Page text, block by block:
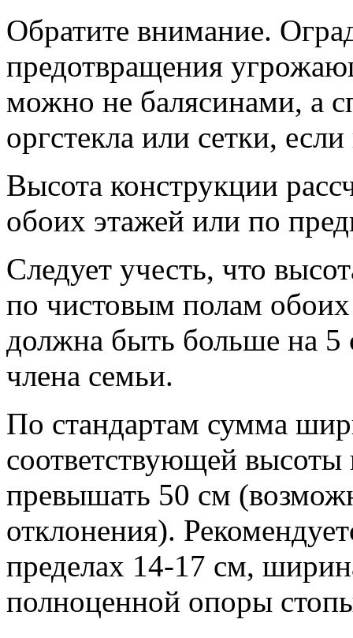
Обратите внимание.
предотвращения
можно не балясинами, а
оргстекла или сетки,
Высота конструкции
обоих этажей или по
Следует учесть, что
по чистовым полам
должна быть больше на 5
члена семьи.
По стандартам сумма
соответствующей высоты
превышать 50 см
отклонения).
пределах 14-17 см,
полноценной опоры